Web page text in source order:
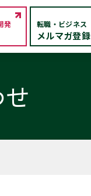
発 転職・ビジネス
メルマガ登録